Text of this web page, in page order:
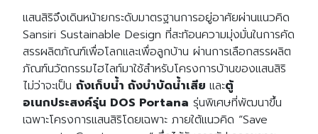
แสนสิริจึงเดินหน้ายกระดับมาตรฐานการอยู่อาศัยผ่านแนวคิด
Sansiri Sustainable Design ที่สะท้อนความมุ่งมั่นในการคัด
สรรผลิตภัณฑ์เพื่อโลกและเพื่อลูกบ้าน ผ่านการเลือกสรรผลิต
ภัณฑ์นวัตกรรมไฮไลท์มาใช้สำหรับโครงการบ้านของแสนสิริ
ไม่ว่าจะเป็น ถังเก็บน้ำ ถังบำบัดน้ำเสีย และตู้
อเนกประสงค์รุ่น DOS Portana รุ่นพิเศษที่พัฒนาขึ้น
เฉพาะโครงการแสนสิริโดยเฉพาะ ภายใต้แนวคิด “Save